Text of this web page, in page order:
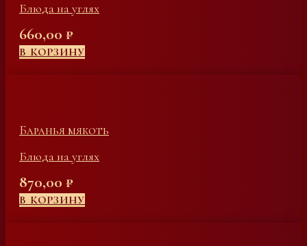
Блюда на углях
660,00 ₽
В КОРЗИНУ
Баранья мякоть
Блюда на углях
870,00 ₽
В КОРЗИНУ